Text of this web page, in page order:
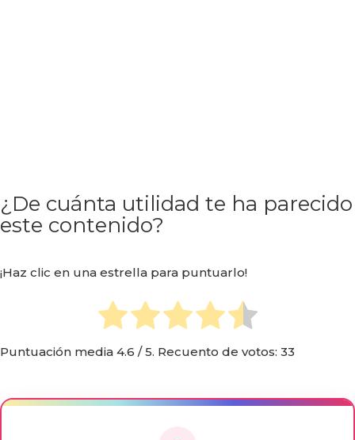
¿De cuánta utilidad te ha parecido
este contenido?
¡Haz clic en una estrella para puntuarlo!
Puntuación media 4.6 / 5. Recuento de votos: 33